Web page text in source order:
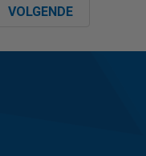
VOLGENDE